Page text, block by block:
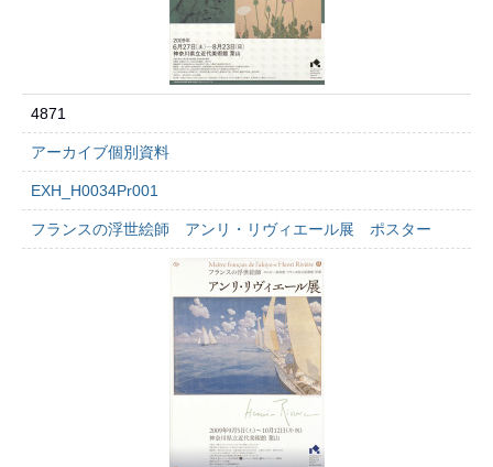
4871
アーカイブ個別資料
EXH_H0034Pr001
フランスの浮世絵師 アンリ・リヴィエール展 ポスター